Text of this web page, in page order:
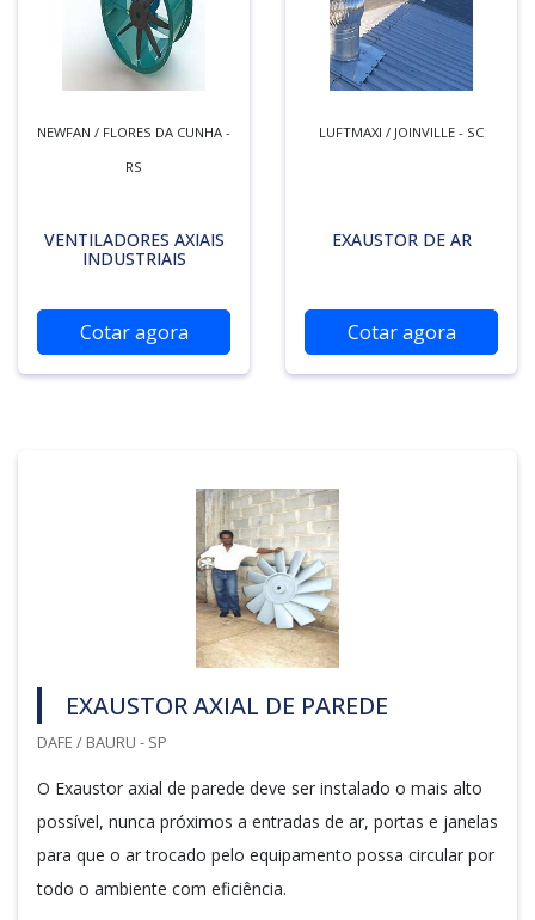
NEWFAN / FLORES DA CUNHA -
RS
VENTILADORES AXIAIS
INDUSTRIAIS
Cotar agora
LUFTMAXI / JOINVILLE - SC
EXAUSTOR DE AR
Cotar agora
EXAUSTOR AXIAL DE PAREDE
DAFE / BAURU - SP
O Exaustor axial de parede deve ser instalado o mais alto
possível, nunca próximos a entradas de ar, portas e janelas
para que o ar trocado pelo equipamento possa circular por
todo o ambiente com eficiência.